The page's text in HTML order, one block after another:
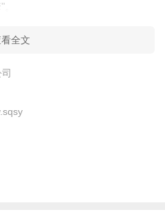
驼岭的基础技能变身被取消了
局!少了变身限制，这些狂暴的狮
天空呢?
全文